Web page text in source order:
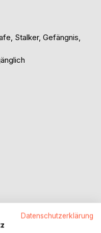
Stalker, Gefängnis,
Datenschutzerklärung